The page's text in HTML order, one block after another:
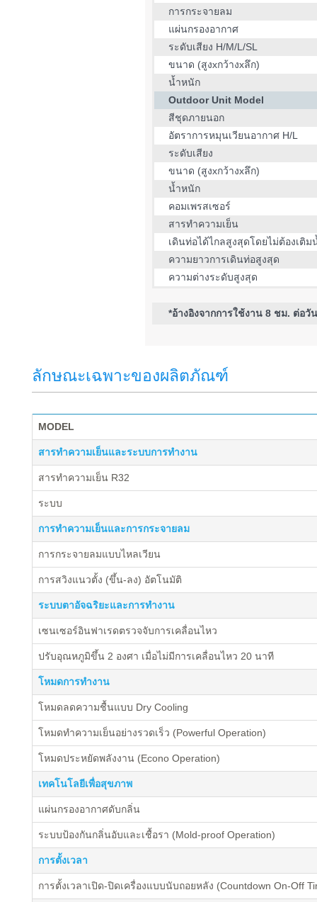
การกระจายลม
แผ่นกรองอากาศ
ระดับเสียง H/M/L/SL
ขนาด (สูงxกว้างxลึก)
น้ำหนัก
Outdoor Unit Model
สีชุดภายนอก
อัตราการหมุนเวียนอากาศ H/L
ระดับเสียง
ขนาด (สูงxกว้างxลึก)
น้ำหนัก
คอมเพรสเซอร์
สารทำความเย็น
เดินท่อได้ไกลสูงสุดโดยไม่ต้องเติม
ความยาวการเดินท่อสูงสุด
ความต่างระดับสูงสุด
*อ้างอิงจากการใช้งาน 8 ชม. ต่อ
ลักษณะเฉพาะของผลิตภัณฑ์
MODEL
สารทำความเย็นและระบบการทำงาน
สารทำความเย็น R32
ระบบ
การทำความเย็นและการกระจายลม
การกระจายลมแบบไหลเวียน
การสวิงแนวตั้ง (ขึ้น-ลง) อัตโนมัติ
ระบบตาอัจฉริยะและการทำงาน
เซนเซอร์อินฟาเรดตรวจจับการเคลื่อนไหว
ปรับอุณหภูมิขึ้น 2 องศา เมื่อไม่มีการเคลื่อนไหว 20 นาที
โหมดการทำงาน
โหมดลดความชื้นแบบ Dry Cooling
โหมดทำความเย็นอย่างรวดเร็ว (Powerful Operation)
โหมดประหยัดพลังงาน (Econo Operation)
เทคโนโลยีเพื่อสุขภาพ
แผ่นกรองอากาศดับกลิ่น
ระบบป้องกันกลิ่นอับและเชื้อรา (Mold-proof Operation)
การตั้งเวลา
การตั้งเวลาเปิด-ปิดเครื่องแบบนับถอยหลัง (Countdown On-Off